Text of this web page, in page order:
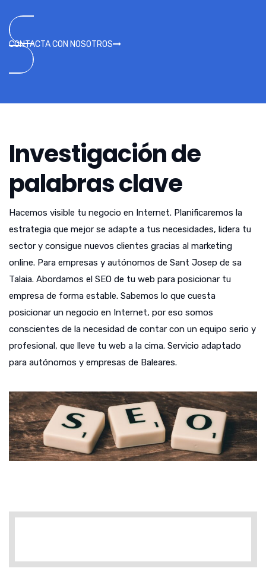
CONTACTA CON NOSOTROS
Investigación de
palabras clave
Hacemos visible tu negocio en Internet. Planificaremos la
estrategia que mejor se adapte a tus necesidades, lidera tu
sector y consigue nuevos clientes gracias al marketing
online. Para empresas y autónomos de Sant Josep de sa
Talaia. Abordamos el SEO de tu web para posicionar tu
empresa de forma estable. Sabemos lo que cuesta
posicionar un negocio en Internet, por eso somos
conscientes de la necesidad de contar con un equipo serio y
profesional, que lleve tu web a la cima. Servicio adaptado
para autónomos y empresas de Baleares.